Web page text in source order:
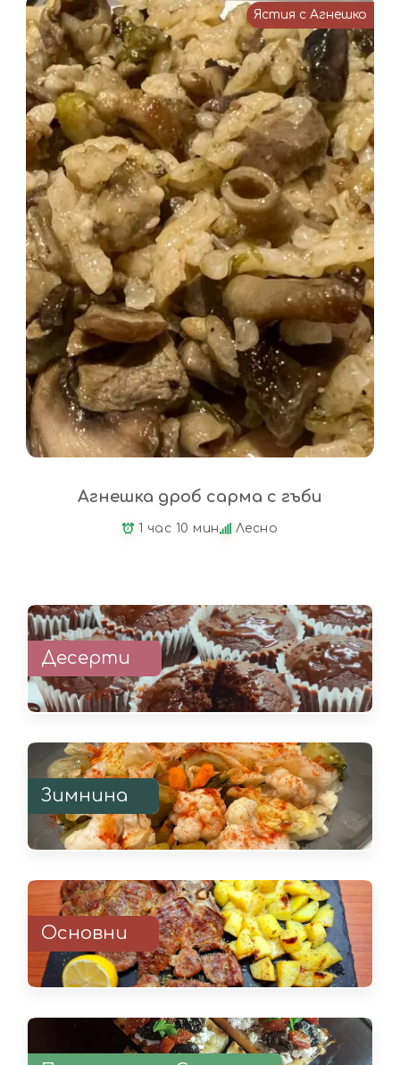
Ястия с Агнешко
Агнешка дроб сарма с гъби
1 час 10 мин Лесно
Десерти
Зимнина
Основни